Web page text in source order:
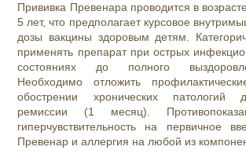
Прививка Превенара проводится в
5 лет, что предполагает курсовое
дозы вакцины здоровым детям.
применять препарат при острых
состояниях до полного
Необходимо отложить
обострении хронических патологий
ремиссии (1 месяц).
гиперчувствительность на первичное
Превенар и аллергия на любой из